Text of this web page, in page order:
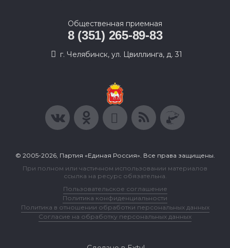
Общественная приемная
8 (351) 265-89-83
г. Челябинск, ул. Цвиллинга, д. 31
© 2005-2026, Партия «Единая Россия». Все права защищены.
При полном или частичном использовании материалов
ссылка на ресурс обязательна.
Пользовательское соглашение
Политика конфиденциальности
Политика в отношении обработки персональных данных
Согласие на обработку персональных данных